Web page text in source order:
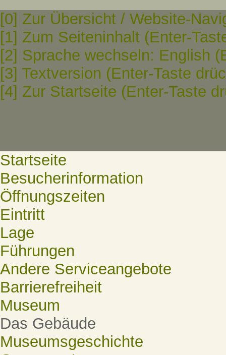
[0] Zur Übersicht / Website-
[1] Zum Seiteninhalt (Enter-
[2] Sprache wechseln: English
[3] Textversion (Enter-Taste
[4] Zur Startseite (Enter-Taste
Startseite
Besucherinformation
Öffnungszeiten
Eintritt
Lage
Führungen
Andere Serviceangebote
Barrierefreiheit
Museum
Das Gebäude
Museumsgeschichte